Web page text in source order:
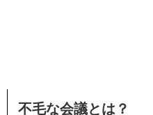
不毛な会議とは？